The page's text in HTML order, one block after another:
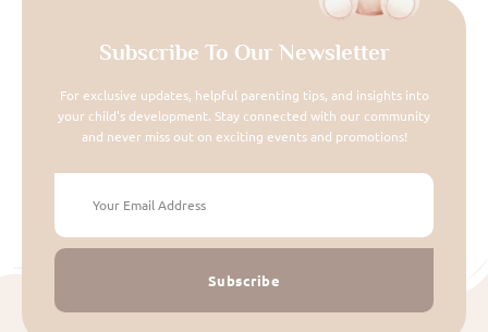
Subscribe To Our Newsletter
For exclusive updates, helpful parenting tips, and insights into
your child's development. Stay connected with our community
and never miss out on exciting events and promotions!
Subscribe